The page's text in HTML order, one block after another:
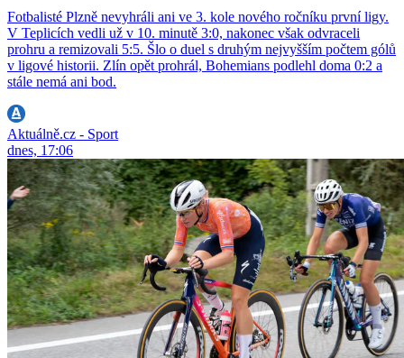
Fotbalisté Plzně nevyhráli ani ve 3. kole nového ročníku první ligy.
V Teplicích vedli už v 10. minutě 3:0, nakonec však odvraceli
prohru a remizovali 5:5. Šlo o duel s druhým nejvyšším počtem gólů
v ligové historii. Zlín opět prohrál, Bohemians podlehl doma 0:2 a
stále nemá ani bod.
Aktuálně.cz - Sport
dnes, 17:06